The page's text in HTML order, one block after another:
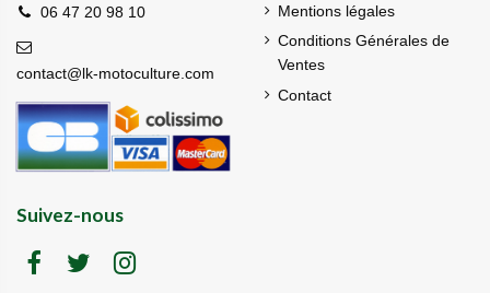
06 47 20 98 10
contact@lk-motoculture.com
Mentions légales
Conditions Générales de
Ventes
Contact
Suivez-nous